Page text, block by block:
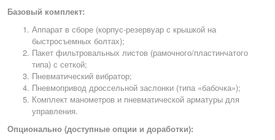
Базовый комплект:
Аппарат в сборе (корпус-резервуар с крышкой на
быстросъемных болтах);
Пакет фильтровальных листов (рамочного/пластинчатого
типа) с сеткой;
Пневматический вибратор;
Пневмопривод дроссельной заслонки (типа «бабочка»);
Комплект манометров и пневматической арматуры для
управления.
Опционально (доступные опции и доработки):